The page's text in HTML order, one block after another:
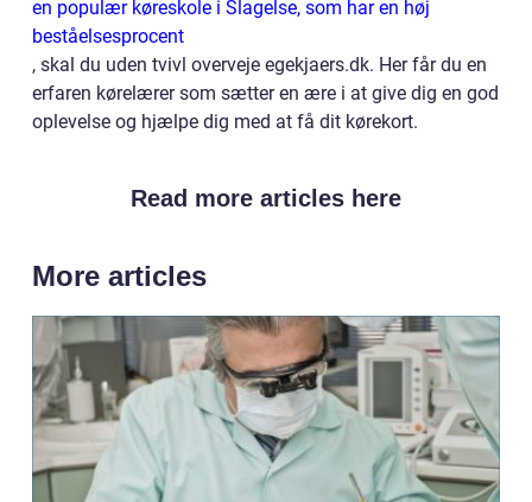
en populær køreskole i Slagelse, som har en høj
beståelsesprocent
, skal du uden tvivl overveje egekjaers.dk. Her får du en
erfaren kørelærer som sætter en ære i at give dig en god
oplevelse og hjælpe dig med at få dit kørekort.
Read more articles here
More articles